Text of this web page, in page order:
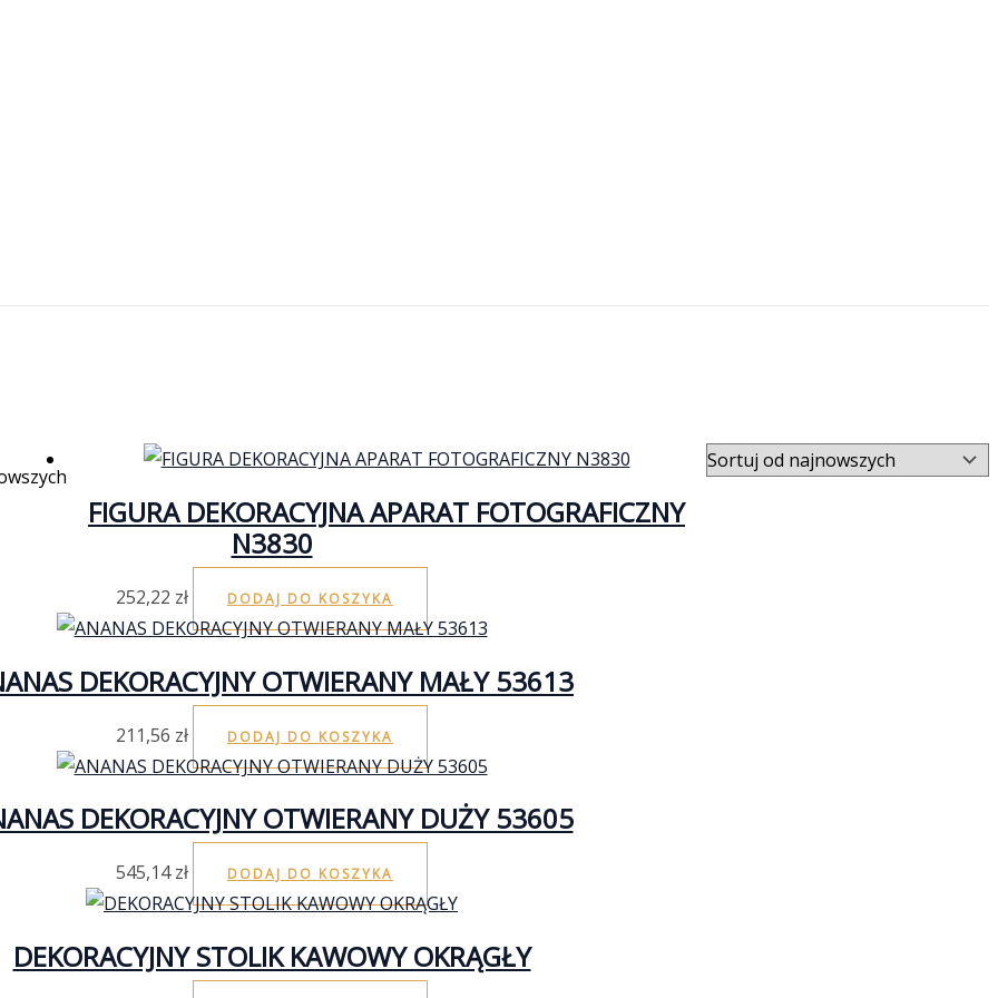
FIGURA DEKORACYJNA APARAT FOTOGRAFICZNY
N3830
252,22 zł DODAJ DO KOSZYKA
DEKORACYJNY OTWIERANY MAŁY 53613
211,56 zł DODAJ DO KOSZYKA
DEKORACYJNY OTWIERANY DUŻY 53605
545,14zł DODAJ DO KOSZYKA
DEKORACYJNY STOLIK KAWOWY OKRĄGŁY